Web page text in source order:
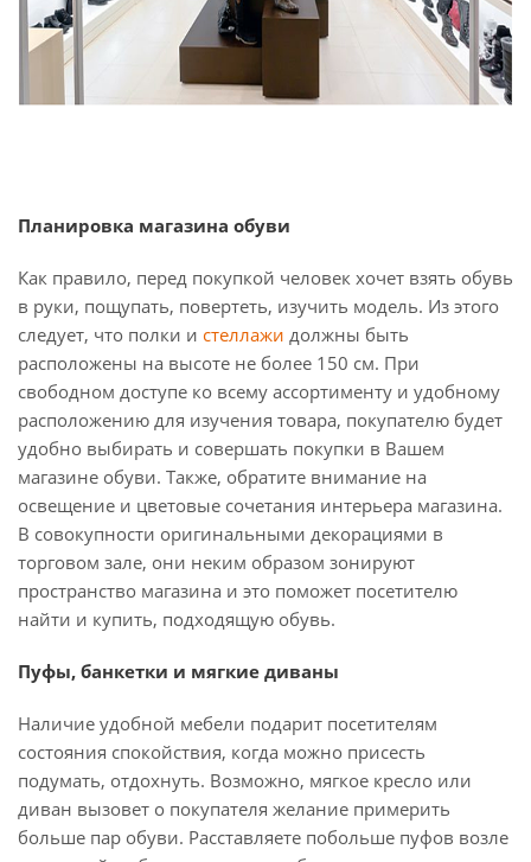
Планировка магазина обуви
Как правило, перед покупкой человек хочет взять обувь
в руки, пощупать, повертеть, изучить модель. Из этого
следует, что полки и стеллажи должны быть
расположены на высоте не более 150 см. При
свободном доступе ко всему ассортименту и удобному
расположению для изучения товара, покупателю будет
удобно выбирать и совершать покупки в Вашем
магазине обуви. Также, обратите внимание на
освещение и цветовые сочетания интерьера магазина.
В совокупности оригинальными декорациями в
торговом зале, они неким образом зонируют
пространство магазина и это поможет посетителю
найти и купить, подходящую обувь.
Пуфы, банкетки и мягкие диваны
Наличие удобной мебели подарит посетителям
состояния спокойствия, когда можно присесть
подумать, отдохнуть. Возможно, мягкое кресло или
диван вызовет о покупателя желание примерить
больше пар обуви. Расставляете побольше пуфов возле